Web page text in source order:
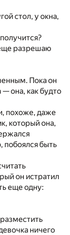
стол, у окна,
разрешаю
Пока он
она, как будто
похоже, даже
который она,
побоялся быть
он истратил
еще одну:
ничего